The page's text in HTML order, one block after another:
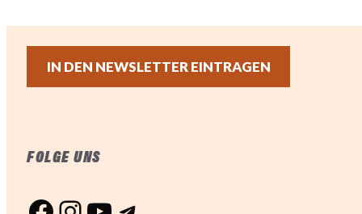
IN DEN NEWSLETTER EINTRAGEN
FOLGE UNS